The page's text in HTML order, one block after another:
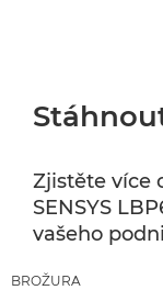
Zjistěte více
SENSYS
vašeho
BROŽURA